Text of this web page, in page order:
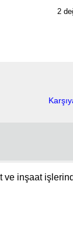
2
ve inşaat